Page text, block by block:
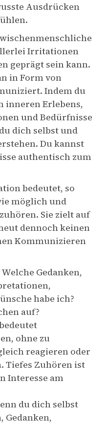
Ausdrücken
Irritationen
geprägt sein kann.
in Form von
Indem du
inneren Erlebens,
und Bedürfnisse
dich selbst und
Du kannst
authentisch zum
bedeutet, so
möglich und
Sie zielt auf
dennoch keinen
Kommunizieren
Welche Gedanken,
habe ich?
auf?
ohne zu
reagieren oder
Tiefes Zuhören ist
Interesse am
du dich selbst
Gedanken,